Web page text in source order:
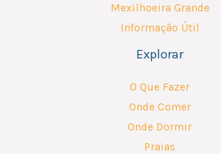
Mexilhoeira Grande
Informação Útil
Explorar
O Que Fazer
Onde Comer
Onde Dormir
Praias